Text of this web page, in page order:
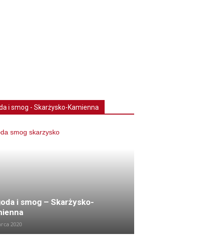
i smog - Skarżysko-Kamienna
i smog – Skarżysko-
2020